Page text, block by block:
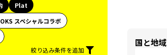
Plat
スペシャルコラボ
絞り込み条件を追加
国と地域